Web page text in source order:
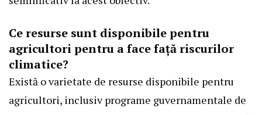
Ce resurse sunt disponibile pentru
agricultori pentru a face față riscurilor
climatice?
Există o varietate de resurse disponibile pentru
agricultori, inclusiv programe guvernamentale de